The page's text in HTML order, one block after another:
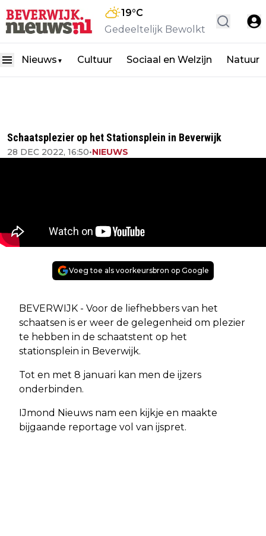
19°C
Gedeeltelijk Bewolkt
Nieuws ▼ Cultuur Sociaal en Welzijn Natuur
Schaatsplezier op het Stationsplein in Beverwijk
28 DEC 2022, 16:50•NIEUWS
Voeg toe als voorkeursbron op Google
BEVERWIJK - Voor de liefhebbers van het
schaatsen is er weer de gelegenheid om plezier
te hebben in de schaatstent op het
stationsplein in Beverwijk.
Tot en met 8 januari kan men de ijzers
onderbinden.
IJmond Nieuws nam een kijkje en maakte
bijgaande reportage vol van ijspret.